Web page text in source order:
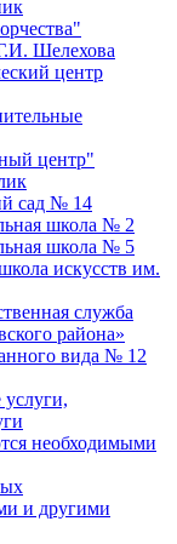
Шелехова
центр
центр"
сад № 14
школа № 2
школа № 5
искусств им.
служба
района»
вида № 12
необходимыми
и другими